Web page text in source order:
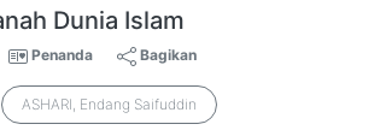
Dunia Islam
Penanda Bagikan
ASHARI, Endang Saifuddin